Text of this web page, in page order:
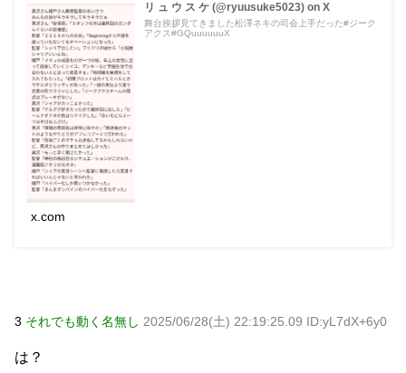
リ ュ ウ ス ケ (@ryuusuke5023) on X
舞台挨拶見てきました松澤ネキの司会上手だった#ジーク
アクス#GQuuuuuuX
x.com
3 それでも動く名無し 2025/06/28(土) 22:19:25.09 ID:yL7dX+6y0
は？